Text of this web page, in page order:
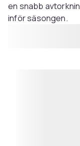
en snabb
inför säsongen.